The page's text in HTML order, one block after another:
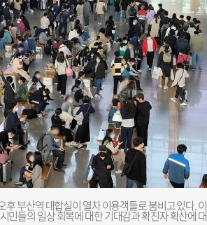
후 부산역 대합실이 열차 이용객들로 붐비고 있다. 이
민들의 일상 회복에 대한 기대감과 확진자 확산에 대